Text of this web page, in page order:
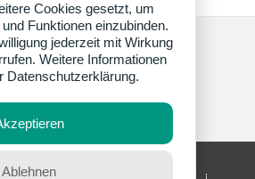
letzte Änderung: 21.01.2026
Cookies gesetzt, um
Funktionen einzubinden.
jederzeit mit Wirkung
Weitere Informationen
Datenschutzerklärung.
Ablehnen